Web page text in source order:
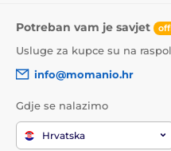
Potreban vam je savjet
Usluge za kupce su na
info@momanio.hr
Gdje se nalazimo
Hrvatska